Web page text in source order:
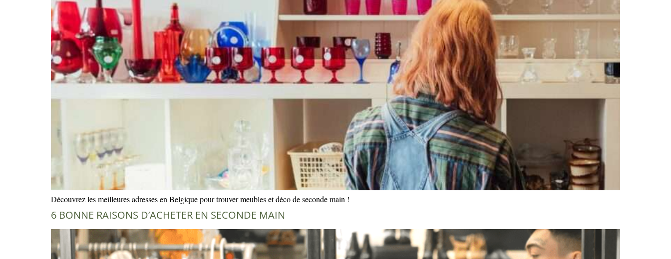
Découvrez les meilleures adresses en Belgique pour trouver meubles et déco de seconde main !
6 BONNE RAISONS D’ACHETER EN SECONDE MAIN